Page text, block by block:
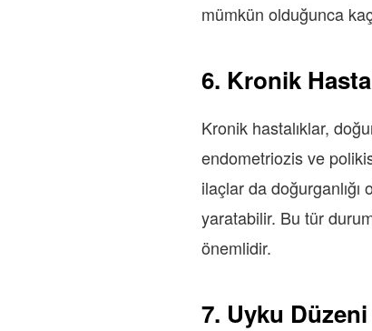
mümkün olduğunca
6. Kronik
Kronik hastalıklar,
endometriozis ve
ilaçlar da
yaratabilir. Bu tür
önemlidir.
7. Uyku